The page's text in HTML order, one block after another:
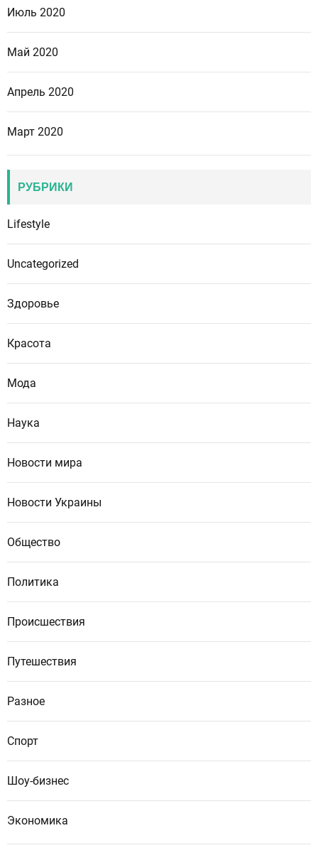
Июль 2020
Май 2020
Апрель 2020
Март 2020
РУБРИКИ
Lifestyle
Uncategorized
Здоровье
Красота
Мода
Наука
Новости мира
Новости Украины
Общество
Политика
Происшествия
Путешествия
Разное
Спорт
Шоу-бизнес
Экономика